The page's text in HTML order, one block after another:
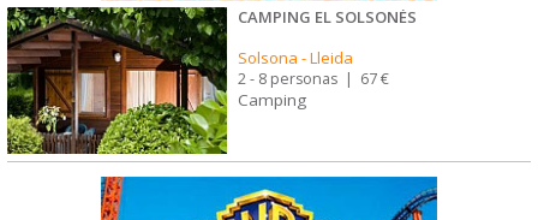
CAMPING EL SOLSONÉS
Solsona -Lleida
2 - 8 personas | 67 €
Camping